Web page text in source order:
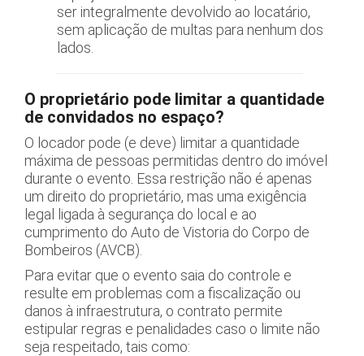
ser integralmente devolvido ao locatário,
sem aplicação de multas para nenhum dos
lados.
O proprietário pode limitar a quantidade
de convidados no espaço?
O locador pode (e deve) limitar a quantidade
máxima de pessoas permitidas dentro do imóvel
durante o evento. Essa restrição não é apenas
um direito do proprietário, mas uma exigência
legal ligada à segurança do local e ao
cumprimento do Auto de Vistoria do Corpo de
Bombeiros (AVCB).
Para evitar que o evento saia do controle e
resulte em problemas com a fiscalização ou
danos à infraestrutura, o contrato permite
estipular regras e penalidades caso o limite não
seja respeitado, tais como: